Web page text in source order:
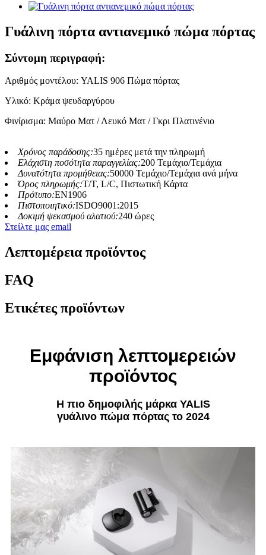
Γυάλινη πόρτα αντιανεμικό πώμα πόρτας
Σύντομη περιγραφή:
Αριθμός μοντέλου: YALIS 906 Πώμα πόρτας
Υλικό: Κράμα ψευδαργύρου
Φινίρισμα: Μαύρο Ματ / Λευκό Ματ / Γκρι Πλατινένιο
Χρόνος παράδοσης:35 ημέρες μετά την πληρωμή
Ελάχιστη ποσότητα παραγγελίας:200 Τεμάχιο/Τεμάχια
Δυνατότητα προμήθειας:50000 Τεμάχιο/Τεμάχια ανά μήνα
Όρος πληρωμής:T/T, L/C, Πιστωτική Κάρτα
Πρότυπο:EN1906
Πιστοποιητικό:ISDO9001:2015
Δοκιμή ψεκασμού αλατιού:240 ώρες
Στείλτε μας email
Λεπτομέρεια προϊόντος
FAQ
Ετικέτες προϊόντων
Εμφάνιση λεπτομερειών
προϊόντος
Η πιο δημοφιλής μάρκα YALIS
γυάλινο πώμα πόρτας το 2024